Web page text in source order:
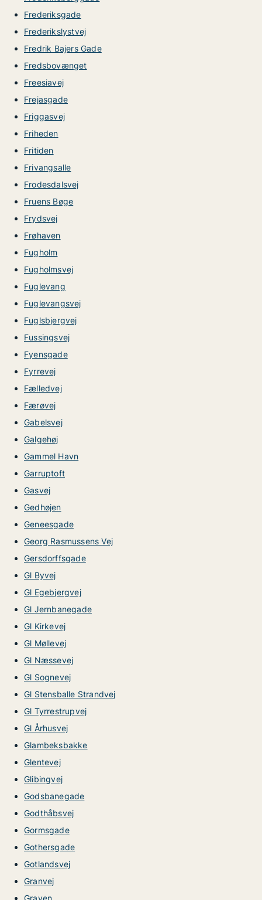
Frederiksgade
Frederikslystvej
Fredrik Bajers Gade
Fredsbovænget
Freesiavej
Frejasgade
Friggasvej
Friheden
Fritiden
Frivangsalle
Frodesdalsvej
Fruens Bøge
Frydsvej
Frøhaven
Fugholm
Fugholmsvej
Fuglevang
Fuglevangsvej
Fuglsbjergvej
Fussingsvej
Fyensgade
Fyrrevej
Fælledvej
Færøvej
Gabelsvej
Galgehøj
Gammel Havn
Garruptoft
Gasvej
Gedhøjen
Geneesgade
Georg Rasmussens Vej
Gersdorffsgade
Gl Byvej
Gl Egebjergvej
Gl Jernbanegade
Gl Kirkevej
Gl Møllevej
Gl Næssevej
Gl Sognevej
Gl Stensballe Strandvej
Gl Tyrrestrupvej
Gl Århusvej
Glambeksbakke
Glentevej
Glibingvej
Godsbanegade
Godthåbsvej
Gormsgade
Gothersgade
Gotlandsvej
Granvej
Graven